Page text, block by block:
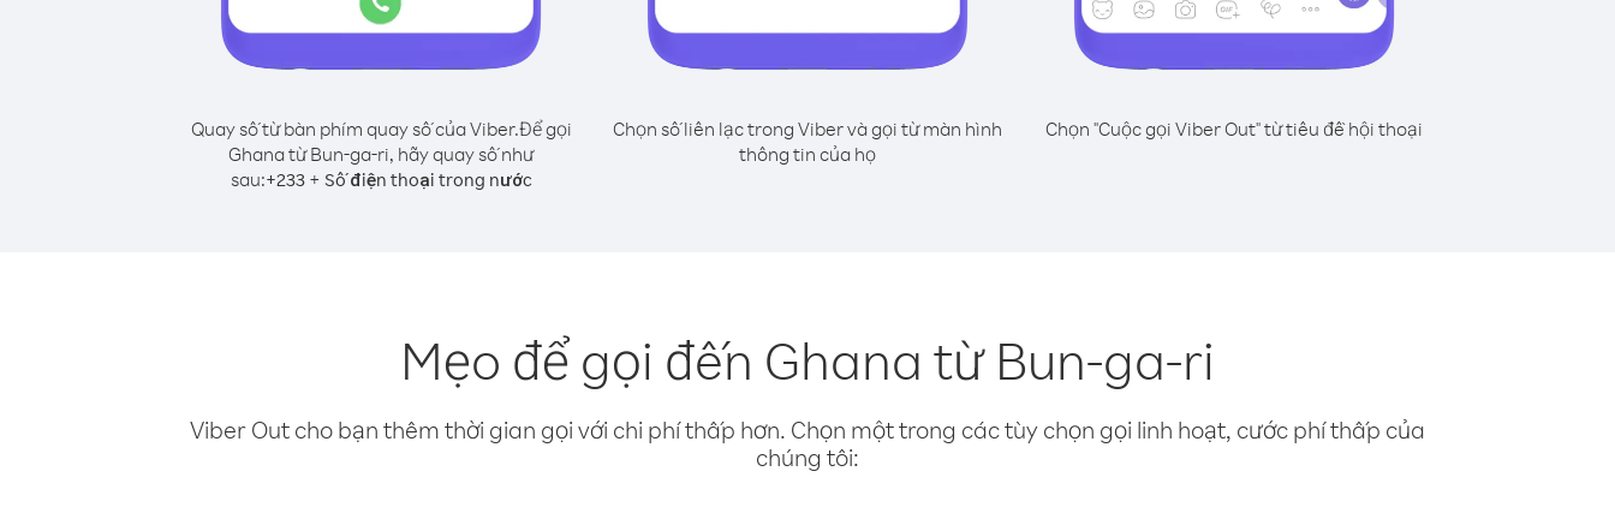
Quay số từ bàn phím quay số của Viber.Để gọi
Ghana từ Bun-ga-ri, hãy quay số như
sau:+233+ Số điện thoại trong nước
Chọn số liên lạc trong Viber và gọi từ màn hình
thông tin của họ
Chọn "Cuộc gọi Viber Out" từ tiêu đề hội thoại
Mẹo để gọi đến Ghana từ Bun-ga-ri
Viber Out cho bạn thêm thời gian gọi với chi phí thấp hơn. Chọn một trong các tùy chọn gọi linh hoạt, cước phí thấp của
chúng tôi: